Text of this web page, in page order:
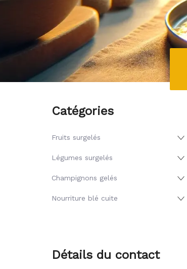
Catégories
Fruits surgelés
Légumes surgelés
Champignons gelés
Nourriture blé cuite
Détails du contact